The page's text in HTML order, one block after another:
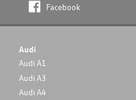
Facebook
Audi
Audi A1
Audi A3
Audi A4